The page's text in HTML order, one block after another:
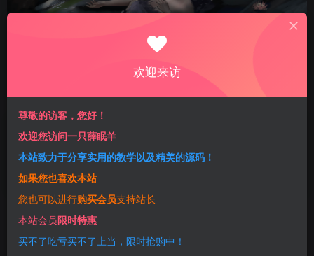
排序 更新 浏览 点赞 评论
免费资源 精品源码
欢迎来访
尊敬的访客，您好！
欢迎您访问一只薛眠羊
本站致力于分享实用的教学以及精美的源码！
如果您也喜欢本站
您也可以进行购买会员支持站长
本站会员限时特惠
买不了吃亏买不了上当，限时抢购中！